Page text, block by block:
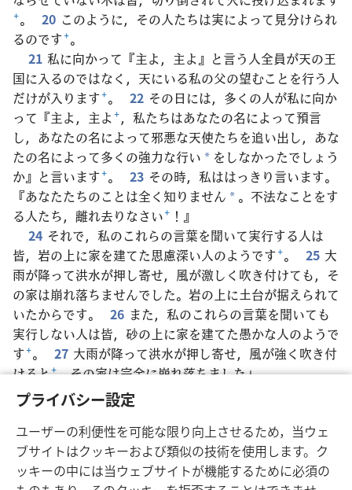
プライバシー設定
ユーザーの利便性を可能な限り向上させるため，当ウェ
ブサイトはクッキーおよび類似の技術を使用します。ク
ッキーの中には当ウェブサイトが機能するために必須の
+。 20 このように，その人たちは実によって見分けられ
るのです+。
21 私に向かって『主よ，主よ』と言う人全員が天の王
国に入るのではなく，天にいる私の父の望むことを行う人
だけが入ります+。 22 その日には，多くの人が私に向か
って『主よ，主よ+，私たちはあなたの名によって預言
し，あなたの名によって邪悪な天使たちを追い出し，あな
たの名によって多くの強力な行い * をしなかったでしょう
か』と言います+。 23 その時，私ははっきり言います。
『あなたたちのことは全く知りません * 。不法なことをす
る人たち，離れ去りなさい+ ！』
24 それで，私のこれらの言葉を聞いて実行する人は
皆，岩の上に家を建てた思慮深い人のようです+。 25 大
雨が降って洪水が押し寄せ，風が激しく吹き付けても，そ
の家は崩れ落ちませんでした。岩の上に土台が据えられて
いたからです。
26 また，私のこれらの言葉を聞いても
実行しない人は皆，砂の上に家を建てた愚かな人のようで
す+。 27 大雨が降って洪水が押し寄せ，風が強く吹き付
けると+，その家は完全に崩れ落ちました」。
28 イエスがこれらの言葉を語り終えると，群衆はその
教え方に大変驚いていた
はなく，権威を授かった人のように教えていた+ からであ
る。